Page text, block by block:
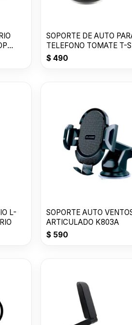
SOPORTE DE AUTO
TELEFONO TOMATE T-
$490
SOPORTE AUTO
ARTICULADO K803A
$590